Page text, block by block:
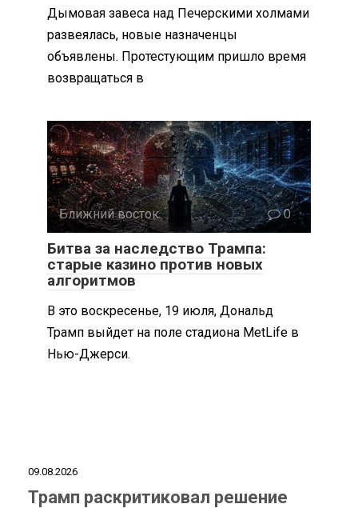
Дымовая завеса над Печерскими холмами
развеялась, новые назначенцы
объявлены. Протестующим пришло время
возвращаться в
Ближний восток 0
Битва за наследство Трампа:
старые казино против новых
алгоритмов
В это воскресенье, 19 июля, Дональд
Трамп выйдет на поле стадиона MetLife в
Нью-Джерси.
09.08.2026
Трамп раскритиковал решение